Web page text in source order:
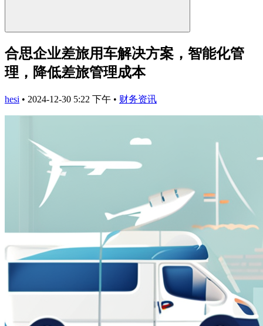
合思企业差旅用车解决方案，智能化管
理，降低差旅管理成本
hesi • 2024-12-30 5:22 下午 • 财务资讯